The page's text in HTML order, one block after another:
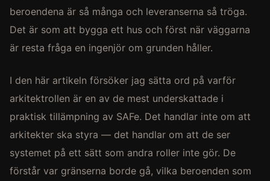
beroendena är så många och leveranserna så tröga.
Det är som att bygga ett hus och först när väggarna
är resta fråga en ingenjör om grunden håller.
I den här artikeln försöker jag sätta ord på varför
arkitektrollen är en av de mest underskattade i
praktisk tillämpning av SAFe. Det handlar inte om att
arkitekter ska styra — det handlar om att de ser
systemet på ett sätt som andra roller inte gör. De
förstår var gränserna borde gå, vilka beroenden som